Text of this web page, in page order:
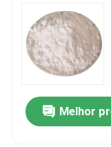
Vídeos
Excursão da
Melhor